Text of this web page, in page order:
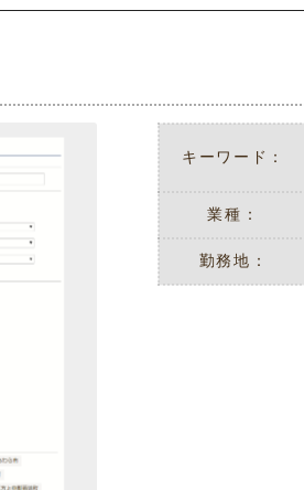
キーワード：
業種：
勤務地：